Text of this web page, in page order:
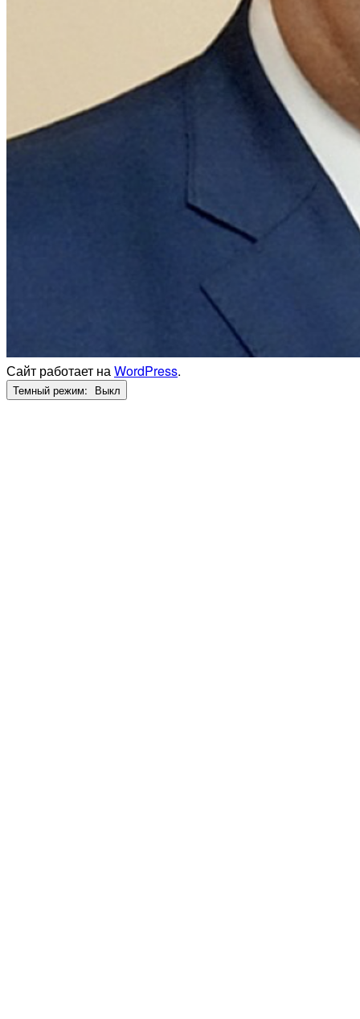
Сайт работает наWordPress.
Темный режим: